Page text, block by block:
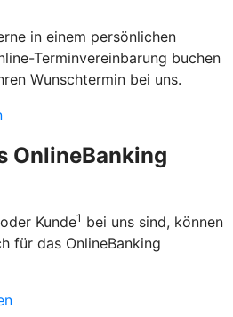
in einem persönlichen
Terminvereinbarung buchen
Wunschtermin bei uns.
OnlineBanking
Kunde1 bei uns sind, können
für das OnlineBanking